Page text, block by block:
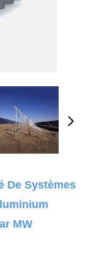
De Systèmes
MW